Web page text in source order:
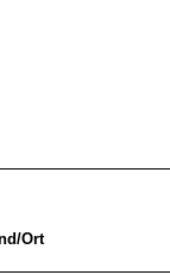
Ort